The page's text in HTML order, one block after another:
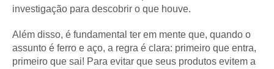
investigação para descobrir o que houve.
Além disso, é fundamental ter em mente que, quando o
assunto é ferro e aço, a regra é clara: primeiro que entra,
primeiro que sai! Para evitar que seus produtos evitem a